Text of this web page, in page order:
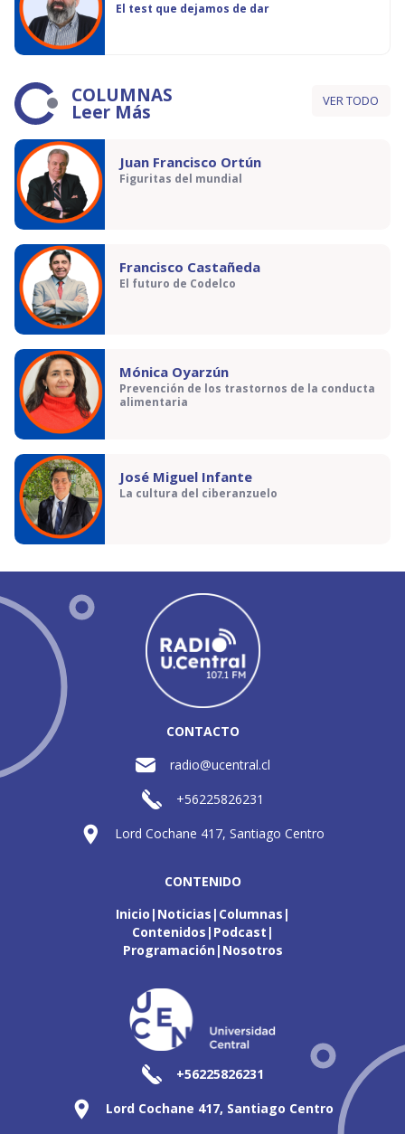
El test que dejamos de dar
COLUMNAS
Leer Más VER TODO
Juan Francisco Ortún
Figuritas del mundial
Francisco Castañeda
El futuro de Codelco
Mónica Oyarzún
Prevención de los trastornos de la conducta
alimentaria
José Miguel Infante
La cultura del ciberanzuelo
CONTACTO
radio@ucentral.cl
+56225826231
Lord Cochane 417, Santiago Centro
CONTENIDO
Inicio Noticias Columnas
Contenidos Podcast
Programación Nosotros
+56225826231
Lord Cochane 417, Santiago Centro